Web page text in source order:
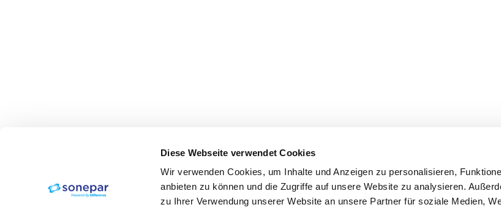
Diese Webseite verwendet Cookies
Wir verwenden Cookies, um Inhalte und Anzeigen zu personalisieren,
anbieten zu können und die Zugriffe auf unsere Website zu analysieren.
zu Ihrer Verwendung unserer Website an unsere Partner für soziale Medien,